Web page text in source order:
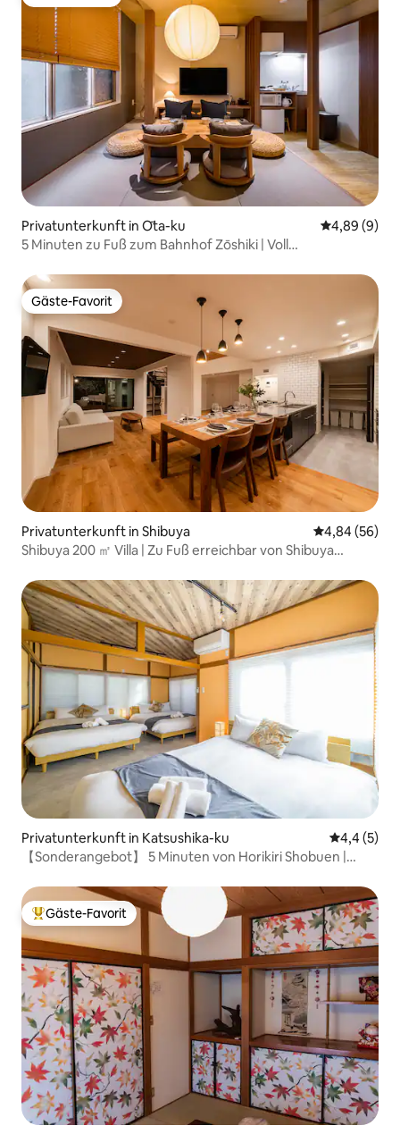
Privatunterkunft in Ōta-ku
4,89 (9)
5 Minuten zu Fuß zum Bahnhof Zōshiki | Voll
Fitnessraum und Pool | Freistehendes Haus zur Miete für
bis zu 4 Personen | Langzeitaufenthalte willkommen
Gäste-Favorit
Gäste-Favorit
Privatunterkunft in Shibuya
4,84 (56)
Shibuya 200 ㎡ Villa | Zu Fuß erreichbar von Shibuya
vorhanden
Privatunterkunft in Katsushika-ku
4,4 (5)
【Sonderangebot】 5 Minuten von Horikiri Shobuen |
| Unbegrenzter Zugang zum Fitnessstudio | Für Familien
und Gruppen
Beliebter Gäste-Favorit.
Gäste-Favorit